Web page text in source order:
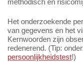
methodisch en
Het onderzoekende
van gegevens en het
Kernwoorden zijn
redenerend. (Tip:
persoonlijkheidstest!)